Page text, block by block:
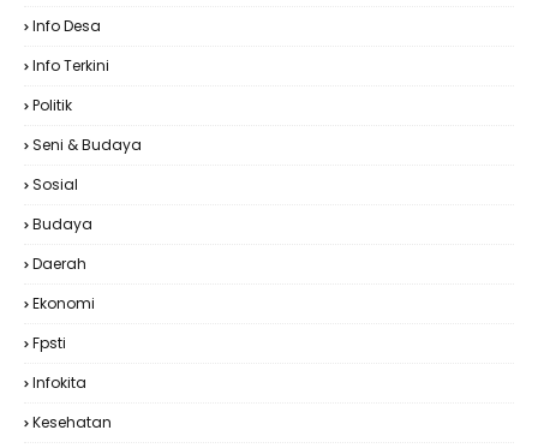
Info Desa
Info Terkini
Politik
Seni & Budaya
Sosial
Budaya
Daerah
Ekonomi
Fpsti
Infokita
Kesehatan